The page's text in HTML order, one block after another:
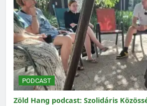
PODCAST
Zöld Hang podcast: Szolidáris